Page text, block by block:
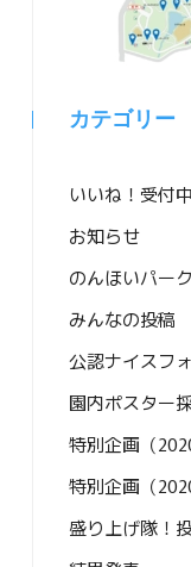
カテゴリー
いいね！受付中
お知らせ
のんほいパー
みんなの投稿
公認ナイスフ
園内ポスター
特別企画（
特別企画（
盛り上げ隊！